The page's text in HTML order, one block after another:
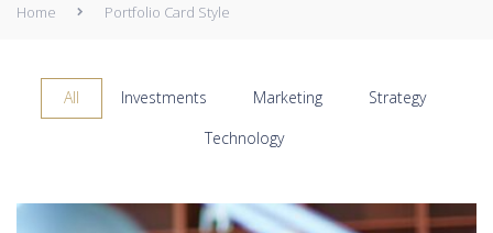
Home Portfolio Card Style
All Investments Marketing
Strategy
Technology